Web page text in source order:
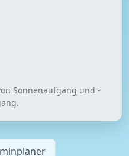
Sonnenaufgang und -